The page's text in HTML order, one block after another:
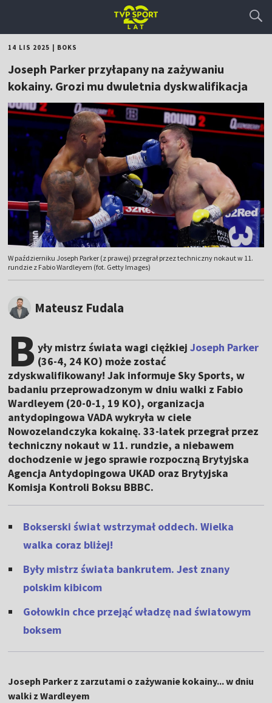
14 LIS 2025 BOKS
Joseph Parker przyłapany na zażywaniu
kokainy. Grozi mu dwuletnia dyskwalifikacja
W październiku Joseph Parker (z prawej) przegrał przez techniczny nokaut w 11.
rundzie z Fabio Wardleyem (fot. Getty Images)
Mateusz Fudala
B yły mistrz świata wagi ciężkiejJoseph Parker
(36-4, 24 KO) może zostać
zdyskwalifikowany! Jak informuje Sky Sports, w
badaniu przeprowadzonym w dniu walki z Fabio
Wardleyem (20-0-1, 19 KO), organizacja
antydopingowa VADA wykryła w ciele
Nowozelandczyka kokainę. 33-latek przegrał przez
techniczny nokaut w 11. rundzie, a niebawem
dochodzenie w jego sprawie rozpoczną Brytyjska
Agencja Antydopingowa UKAD oraz Brytyjska
Komisja Kontroli Boksu BBBC.
Bokserski świat wstrzymał oddech. Wielka
walka coraz bliżej!
Były mistrz świata bankrutem. Jest znany
polskim kibicom
Gołowkin chce przejąć władzę nad światowym
boksem
Joseph Parker z zarzutami o zażywanie kokainy... w dniu
walki z Wardleyem